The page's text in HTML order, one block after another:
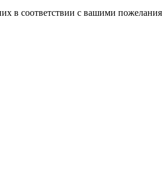
в соответствии с вашими